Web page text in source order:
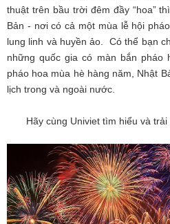
thuật trên bầu trời đêm đầy “hoa”
Bản - nơi có cả một mùa lễ hội
lung linh và huyền ảo. Có thể bạn
những quốc gia có màn bắn pháo
pháo hoa mùa hè hàng năm, Nhật
lịch trong và ngoài nước.
Hãy cùng Univiet tìm hiểu và trải